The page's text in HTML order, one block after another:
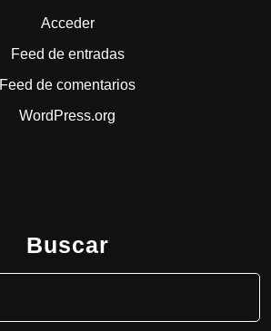
Acceder
Feed de entradas
Feed de comentarios
WordPress.org
Buscar